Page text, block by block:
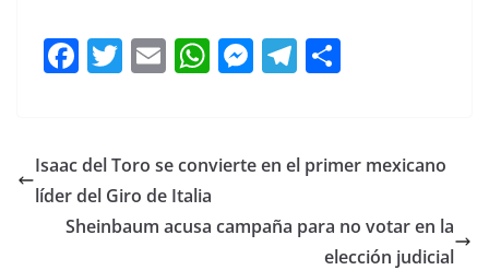
F
e
b
o
T
er
E
l
W
s
A
p
M
e
g
T
gr
m
p
tir
Isaac del Toro se convierte en el primer mexicano
líder del Giro de Italia
Sheinbaum acusa campaña para no votar en la
elección judicial